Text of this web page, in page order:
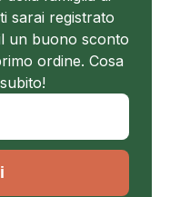
sarai registrato
un buono sconto
ordine. Cosa